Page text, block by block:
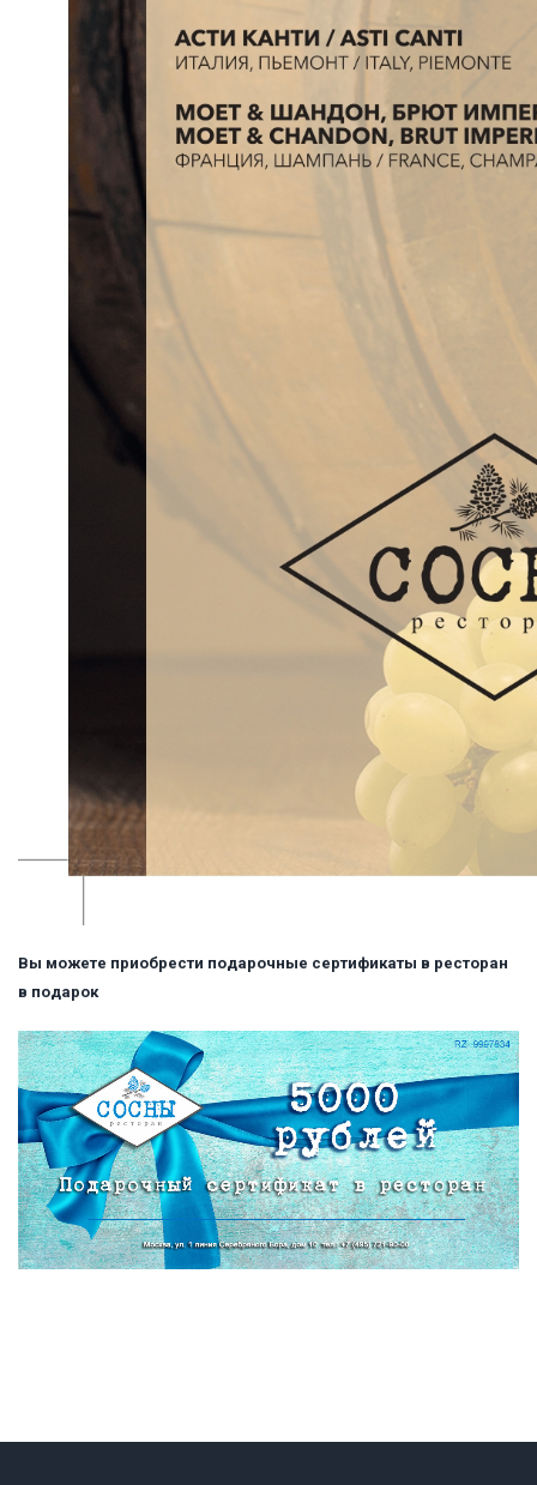
Вы можете приобрести подарочные сертификаты в ресторан
в подарок